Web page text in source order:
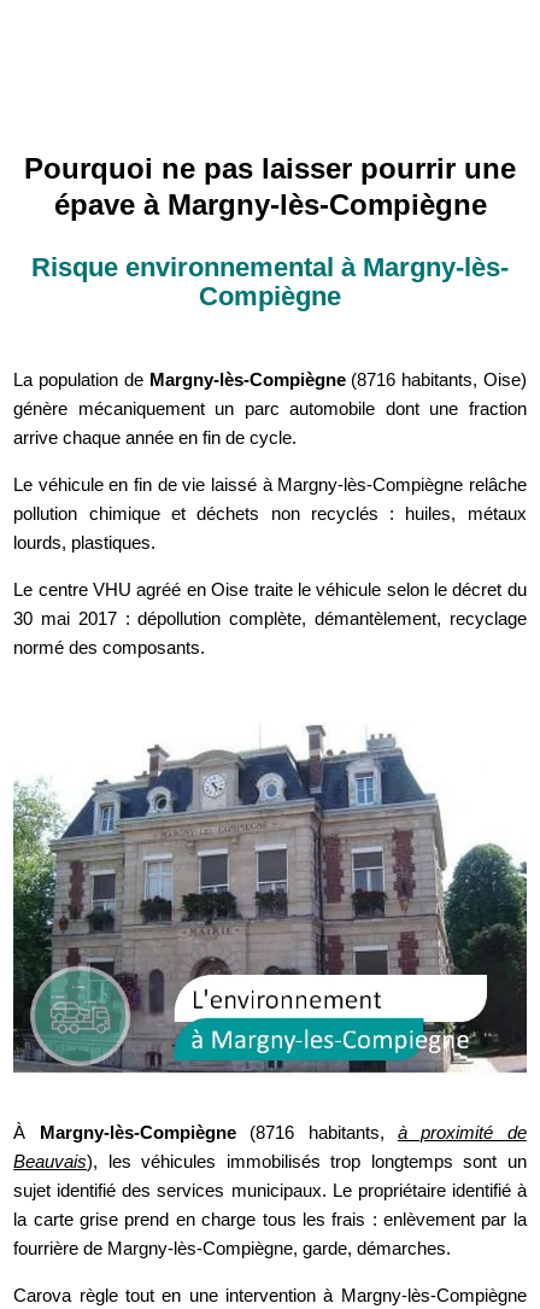
Pourquoi ne pas laisser pourrir une
épave à Margny-lès-Compiègne
Risque environnemental à Margny-lès-
Compiègne
La population de Margny-lès-Compiègne(8716 habitants, Oise)
génère mécaniquement un parc automobile dont une fraction
arrive chaque année en fin de cycle.
Le véhicule en fin de vie laissé à Margny-lès-Compiègne relâche
pollution chimique et déchets non recyclés : huiles, métaux
lourds, plastiques.
Le centre VHU agréé en Oise traite le véhicule selon le décret du
30 mai 2017 : dépollution complète, démantèlement, recyclage
normé des composants.
À Margny-lès-Compiègne(8716 habitants, à proximité de
Beauvais), les véhicules immobilisés trop longtemps sont un
sujet identifié des services municipaux. Le propriétaire identifié à
la carte grise prend en charge tous les frais : enlèvement par la
fourrière de Margny-lès-Compiègne, garde, démarches.
Carova règle tout en une intervention à Margny-lès-Compiègne